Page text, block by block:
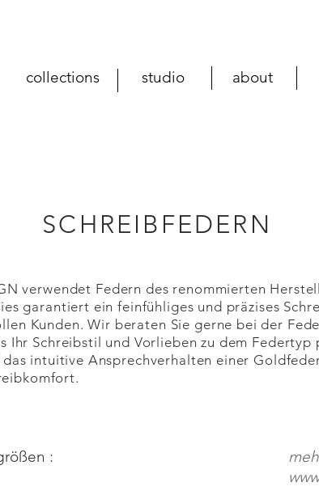
collections studio about
SCHREIBFEDERN
verwendet Federn des renommierten
garantiert ein feinfühliges und präzises
Kunden. Wir beraten Sie gerne bei der
Ihr Schreibstil und Vorlieben zu dem Federtyp
intuitive Ansprechverhalten einer
: